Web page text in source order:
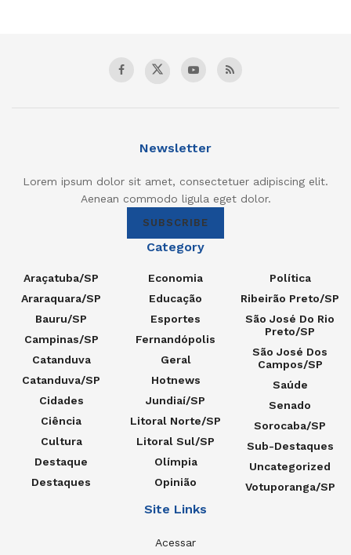
Newsletter
Lorem ipsum dolor sit amet, consectetuer adipiscing elit.
Aenean commodo ligula eget dolor.
SUBSCRIBE
Category
Araçatuba/SP
Araraquara/SP
Bauru/SP
Campinas/SP
Catanduva
Catanduva/SP
Cidades
Ciência
Cultura
Destaque
Destaques
Economia
Educação
Esportes
Fernandópolis
Geral
Hotnews
Jundiaí/SP
Litoral Norte/SP
Litoral Sul/SP
Olímpia
Opinião
Política
Ribeirão Preto/SP
São José Do Rio
Preto/SP
São José Dos
Campos/SP
Saúde
Senado
Sorocaba/SP
Sub-Destaques
Uncategorized
Votuporanga/SP
Site Links
Acessar